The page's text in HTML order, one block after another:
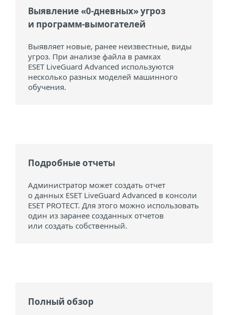
Выявление «0-дневных» угроз
и программ-вымогателей
Выявляет новые, ранее неизвестные, виды
угроз. При анализе файла в рамках
ESET LiveGuard Advanced используются
несколько разных моделей машинного
обучения.
Подробные отчеты
Администратор может создать отчет
о данных ESET LiveGuard Advanced в консоли
ESET PROTECT. Для этого можно использовать
один из заранее созданных отчетов
или создать собственный.
Полный обзор